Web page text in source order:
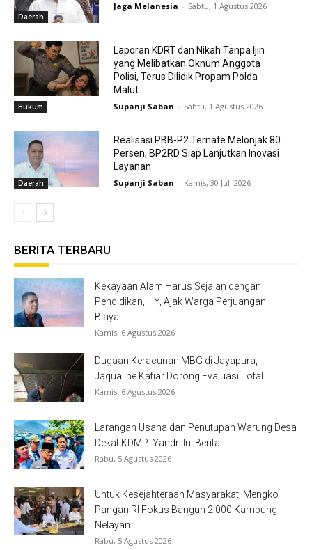
Daerah
Jaga Melanesia - Sabtu, 1 Agustus 2026
Hukum
Laporan KDRT dan Nikah Tanpa Ijin
yang Melibatkan Oknum Anggota
Polisi, Terus Dilidik Propam Polda
Malut
Supanji Saban - Sabtu, 1 Agustus 2026
Daerah
Realisasi PBB-P2 Ternate Melonjak 80
Persen, BP2RD Siap Lanjutkan Inovasi
Layanan
Supanji Saban - Kamis, 30 Juli 2026
BERITA TERBARU
Kekayaan Alam Harus Sejalan dengan
Pendidikan, HY, Ajak Warga Perjuangan
Biaya...
Kamis, 6 Agustus 2026
Dugaan Keracunan MBG di Jayapura,
Jaqualine Kafiar Dorong Evaluasi Total
Kamis, 6 Agustus 2026
Larangan Usaha dan Penutupan Warung Desa
Dekat KDMP: Yandri Ini Berita...
Rabu, 5 Agustus 2026
Untuk Kesejahteraan Masyarakat, Mengko
Pangan RI Fokus Bangun 2.000 Kampung
Nelayan
Rabu, 5 Agustus 2026